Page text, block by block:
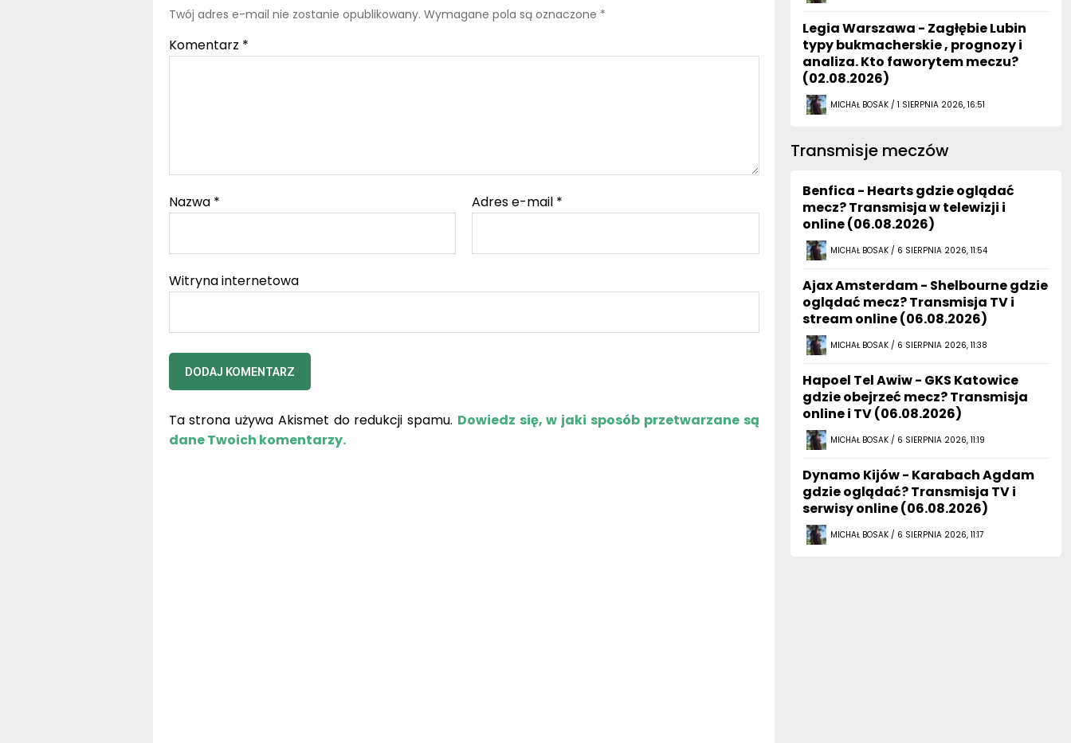
Twój adres e-mail nie zostanie opublikowany. Wymagane pola są oznaczone *
Komentarz *
Nazwa * Adres e-mail *
Witryna internetowa
Ta strona używa Akismet do redukcji spamu. Dowiedz się, w jaki sposób przetwarzane są
dane Twoich komentarzy.
Legia Warszawa - Zagłębie Lubin
typy bukmacherskie , prognozy i
analiza. Kto faworytem meczu?
(02.08.2026)
MICHAŁ BOSAK / 1 SIERPNIA 2026, 16:51
Transmisje meczów
Benfica - Hearts gdzie oglądać
mecz? Transmisja w telewizji i
online (06.08.2026)
MICHAŁ BOSAK / 6 SIERPNIA 2026, 11:54
Ajax Amsterdam - Shelbourne gdzie
oglądać mecz? Transmisja TV i
stream online (06.08.2026)
MICHAŁ BOSAK / 6 SIERPNIA 2026, 11:38
Hapoel Tel Awiw - GKS Katowice
gdzie obejrzeć mecz? Transmisja
online i TV (06.08.2026)
MICHAŁ BOSAK / 6 SIERPNIA 2026, 11:19
Dynamo Kijów - Karabach Agdam
gdzie oglądać? Transmisja TV i
serwisy online (06.08.2026)
MICHAŁ BOSAK / 6 SIERPNIA 2026, 11:17